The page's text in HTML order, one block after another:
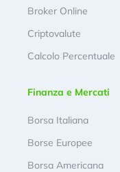
Broker Online
Criptovalute
Calcolo Percentuale
Finanza e Mercati
Borsa Italiana
Borse Europee
Borsa Americana